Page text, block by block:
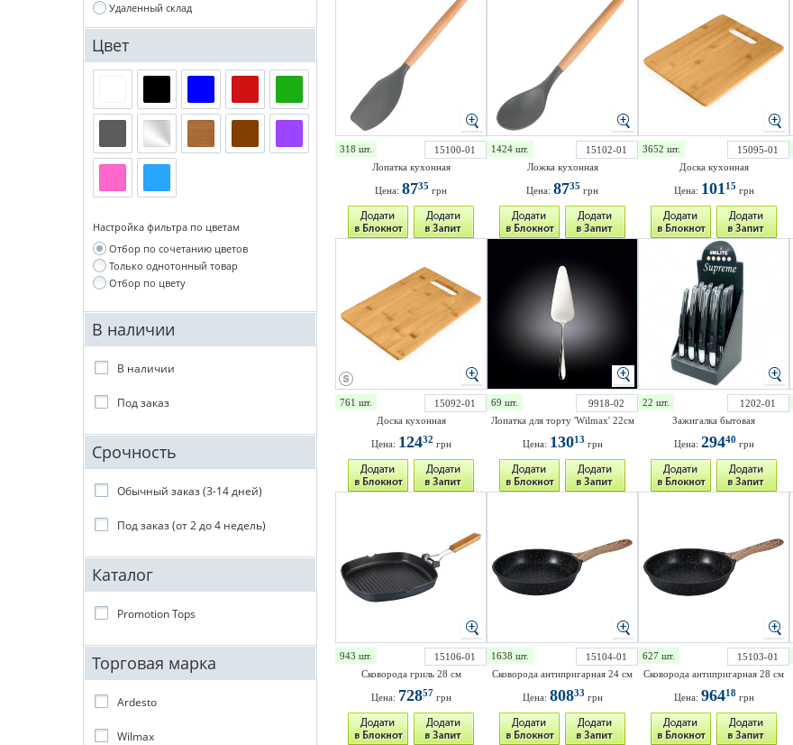
Удаленный склад
Цвет
Настройка фильтра по цветам
Отбор по сочетанию цветов
Только однотонный товар
Отбор по цвету
В наличии
В наличии
Под заказ
Срочность
Обычный заказ (3-14 дней)
Под заказ (от 2 до 4 недель)
Каталог
Promotion Tops
Торговая марка
Ardesto
Wilmax
318 шт.
15100-01
Лопатка кухонная
Цена: 8735 грн
1424 шт.
15102-01
Ложка кухонная
Цена: 8735 грн
3652 шт.
15095-01
Доска кухонная
Цена: 10115 грн
761 шт.
15092-01
Доска кухонная
Цена: 12432 грн
69 шт.
9918-02
Лопатка для торту 'Wilmax' 22см
Цена: 13013 грн
22 шт.
1202-01
Зажигалка бытовая
Цена: 29440 грн
943 шт.
15106-01
Сковорода гриль 28 см
Цена: 72857 грн
1638 шт.
15104-01
Сковорода антипригарная 24 см
Цена: 80833 грн
627 шт.
15103-01
Сковорода антипригарная 28 см
Цена: 96418грн